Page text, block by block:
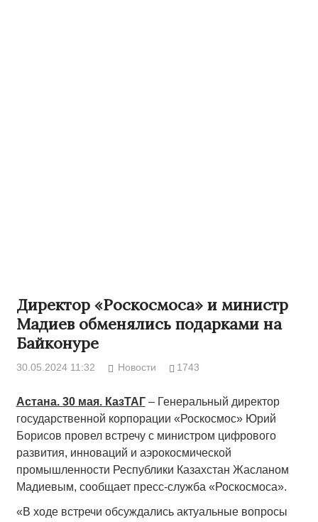
Директор «Роскосмоса» и министр
Мадиев обменялись подарками на
Байконуре
30.05.2024 11:32 Новости 1743
Астана. 30 мая. КазТАГ– Генеральный директор
государственной корпорации «Роскосмос» Юрий
Борисов провел встречу с министром цифрового
развития, инноваций и аэрокосмической
промышленности Республики Казахстан Жасланом
Мадиевым, сообщает пресс-служба «Роскосмоса».
«В ходе встречи обсуждались актуальные вопросы